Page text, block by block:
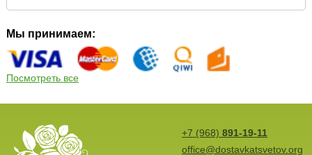
Мы принимаем:
Посмотреть все
+7 (968) 891-19-11
office@dostavkatsvetov.org